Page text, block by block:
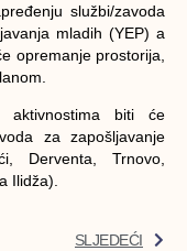
službi/zavoda
mladih (YEP) a
opremanje prostorija,
aktivnostima biti će
za zapošljavanje
Derventa, Trnovo,
Ilidža).
SLJEDEĆI